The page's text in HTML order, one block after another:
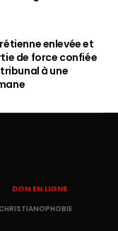
enlevée et
de force confiée
à une
DON EN LIGNE